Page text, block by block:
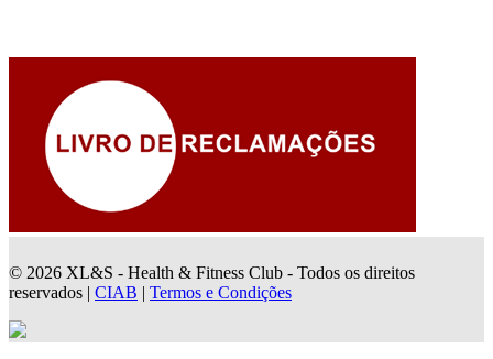
© 2026 XL&S - Health & Fitness Club - Todos os direitos
reservados | CIAB | Termos e Condições